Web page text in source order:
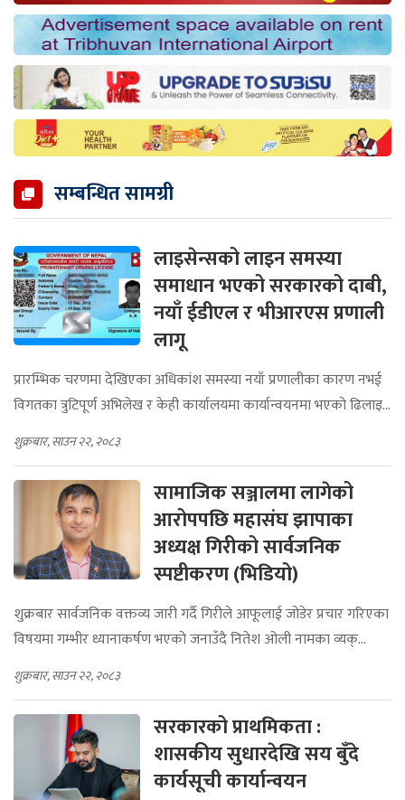
सम्बन्धित सामग्री
लाइसेन्सको लाइन समस्या
समाधान भएको सरकारको दाबी,
नयाँ ईडीएल र भीआरएस प्रणाली
लागू
प्रारम्भिक चरणमा देखिएका अधिकांश समस्या नयाँ प्रणालीका कारण नभई
विगतका त्रुटिपूर्ण अभिलेख र केही कार्यालयमा कार्यान्वयनमा भएको ढिलाइ...
शुक्रबार, साउन २२, २०८३
सामाजिक सञ्जालमा लागेको
आरोपपछि महासंघ झापाका
अध्यक्ष गिरीको सार्वजनिक
स्पष्टीकरण (भिडियो)
शुक्रबार सार्वजनिक वक्तव्य जारी गर्दै गिरीले आफूलाई जोडेर प्रचार गरिएका
विषयमा गम्भीर ध्यानाकर्षण भएको जनाउँदै नितेश ओली नामका व्यक्...
शुक्रबार, साउन २२, २०८३
सरकारको प्राथमिकता :
शासकीय सुधारदेखि सय बुँदे
कार्यसूची कार्यान्वयन